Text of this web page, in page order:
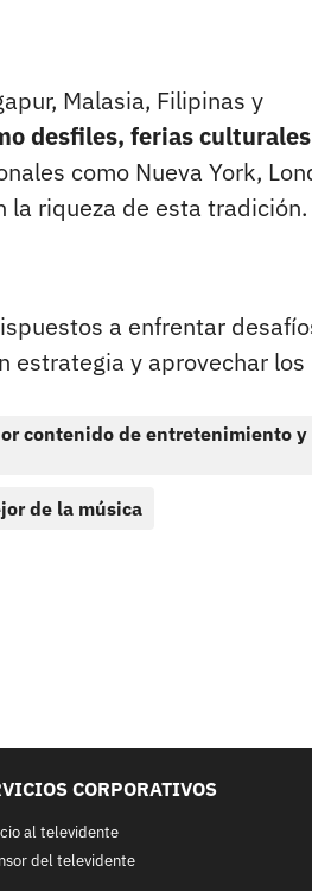
Malasia, Filipinas y
desfiles, ferias
como Nueva York,
la riqueza de esta tradición.
a enfrentar
estrategia y aprovechar los
contenido de entretenimiento y
de la música
CORPORATIVOS
al televidente
del televidente